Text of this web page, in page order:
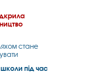
стане
школи під час